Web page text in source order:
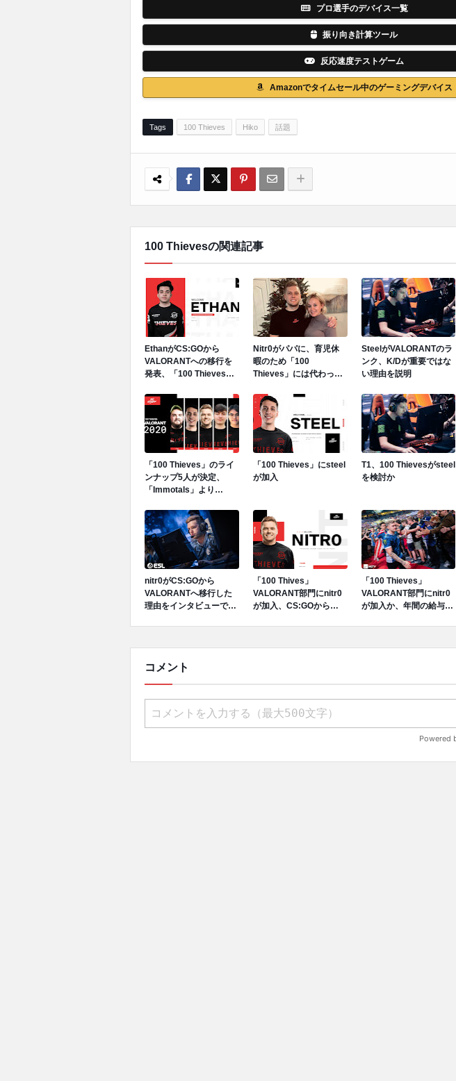
プロ選手のデバイス一覧
振り向き計算ツール
反応速度テストゲーム
Amazonでタイムセール中のゲーミングデバイス
Tags 100 Thieves Hiko 話題
100 Thievesの関連記事
EthanがCS:GOから
VALORANTへの移行を
発表、「100 Thieves」
Nitr0がパパに、育児休
暇のため「100
Thieves」には代わって
SteelがVALORANTのラ
ンク、K/Dが重要ではな
い理由を説明
「100 Thieves」のライ
ンナップ5人が決定、
「Immotals」より
「100 Thieves」にsteel
が加入
T1、100 Thievesがsteel
を検討か
nitr0がCS:GOから
VALORANTへ移行した
理由をインタビューで語
「100 Thives」
VALORANT部門にnitr0
が加入、CS:GOから
「100 Thieves」
VALORANT部門にnitr0
が加入か、年間の給与は
コメント